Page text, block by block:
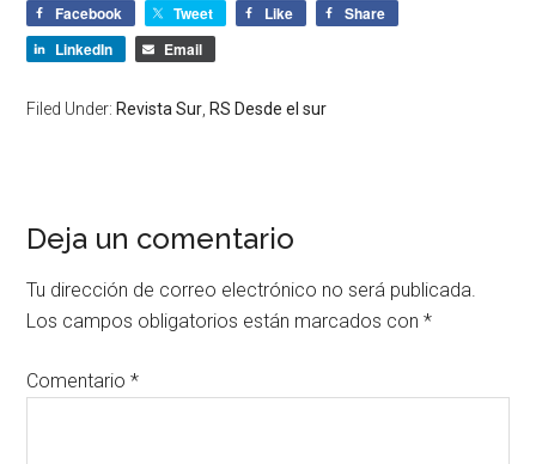
Facebook Tweet Like
Share
LinkedIn
Email
Filed Under: Revista Sur RS Desde el sur
Deja un comentario
Tu dirección de correo electrónico no será publicada.
Los campos obligatorios están marcados con*
Comentario*